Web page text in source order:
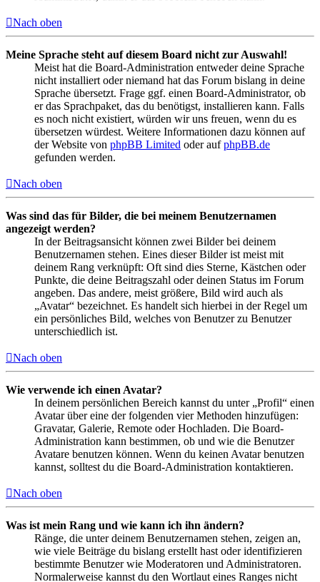
Nach oben
Meine Sprache steht auf diesem Board nicht zur Auswahl!
Meist hat die Board-Administration entweder deine Sprache
nicht installiert oder niemand hat das Forum bislang in deine
Sprache übersetzt. Frage ggf. einen Board-Administrator, ob
er das Sprachpaket, das du benötigst, installieren kann. Falls
es noch nicht existiert, würden wir uns freuen, wenn du es
übersetzen würdest. Weitere Informationen dazu können auf
der Website von phpBB Limited oder aufphpBB.de
gefunden werden.
Nach oben
Was sind das für Bilder, die bei meinem Benutzernamen
angezeigt werden?
In der Beitragsansicht können zwei Bilder bei deinem
Benutzernamen stehen. Eines dieser Bilder ist meist mit
deinem Rang verknüpft: Oft sind dies Sterne, Kästchen oder
Punkte, die deine Beitragszahl oder deinen Status im Forum
angeben. Das andere, meist größere, Bild wird auch als
„Avatar“ bezeichnet. Es handelt sich hierbei in der Regel um
ein persönliches Bild, welches von Benutzer zu Benutzer
unterschiedlich ist.
Nach oben
Wie verwende ich einen Avatar?
In deinem persönlichen Bereich kannst du unter „Profil“ einen
Avatar über eine der folgenden vier Methoden hinzufügen:
Gravatar, Galerie, Remote oder Hochladen. Die Board-
Administration kann bestimmen, ob und wie die Benutzer
Avatare benutzen können. Wenn du keinen Avatar benutzen
kannst, solltest du die Board-Administration kontaktieren.
Nach oben
Was ist mein Rang und wie kann ich ihn ändern?
Ränge, die unter deinem Benutzernamen stehen, zeigen an,
wie viele Beiträge du bislang erstellt hast oder identifizieren
bestimmte Benutzer wie Moderatoren und Administratoren.
Normalerweise kannst du den Wortlaut eines Ranges nicht